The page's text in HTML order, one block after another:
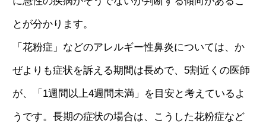
とが分かります。
「花粉症」などのアレルギー性鼻炎については、か
ぜよりも症状を訴える期間は長めで、5割近くの医師
が、「1週間以上4週間未満」を目安と考えているよ
うです。長期の症状の場合は、こうした花粉症など